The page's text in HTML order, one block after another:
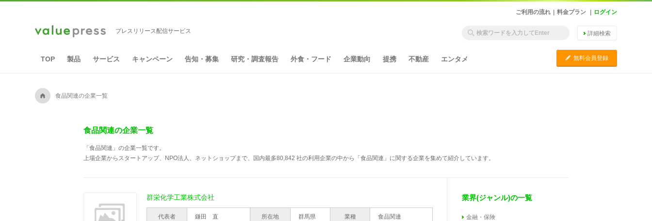
ご利用の流れ 料金プラン ログイン
プレスリリース配信サービス 詳細検索
TOP 製品 サービス キャンペーン 告知・募集 研究・調査報告 外食・フード 企業動向 提携 不動産 エンタメ C 無料会員登録
A 食品関連の企業一覧
食品関連の企業一覧
「食品関連」の企業一覧です。
上場企業からスタートアップ、NPO法人、ネットショップまで、国内最多80,842 社の利用企業の中から「食品関連」に関する企業を集めて紹介しています。
群栄化学工業株式会社
代表者 鎌田 直 所在地 群馬県 業種 食品関連
業界(ジャンル)の一覧
金融・保険